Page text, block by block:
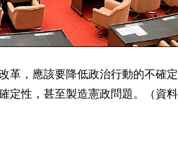
革，應該要降低政治行動的不確
定性，甚至製造憲政問題。（資